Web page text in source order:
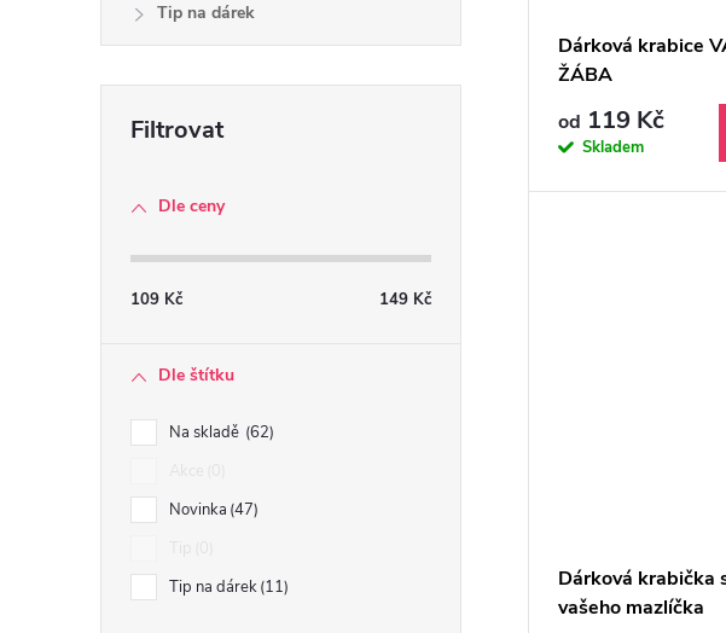
Tip na dárek
Dle ceny
109 Kč 149 Kč
Dle štítku
Na skladě 62
Novinka 47
Tip na dárek 11
k
Dárková krabice
ŽÁBA
od 119 Kč
Skladem
Dárková krabička
vašeho mazlíčka